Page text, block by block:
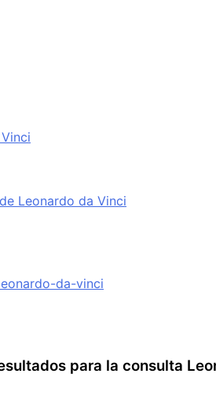
Leonardo da Vinci
da-vinci
para la consulta